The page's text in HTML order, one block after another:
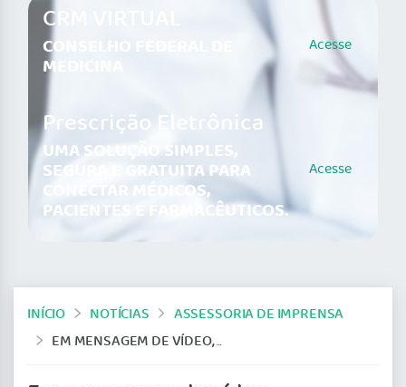
CRM VIRTUAL
CONSELHO FEDERAL DE
MEDICINA
Acesse
Prescrição Eletrônica
UMA SOLUÇÃO SIMPLES,
SEGURA E GRATUITA PARA
CONECTAR MÉDICOS,
PACIENTES E FARMACÊUTICOS.
Acesse
INÍCIO NOTÍCIAS
ASSESSORIA DE IMPRENSA
EM MENSAGEM DE VÍDEO, PRESIDENTE DO CFM DEFENDE QUE MÉDICOS CONTEM COM SEGURANÇA NA LUTA CONTRA COVID-19 E EXALTA O EMPENHO DOS PROFISSIONAIS NA LINHA DE FRENTE